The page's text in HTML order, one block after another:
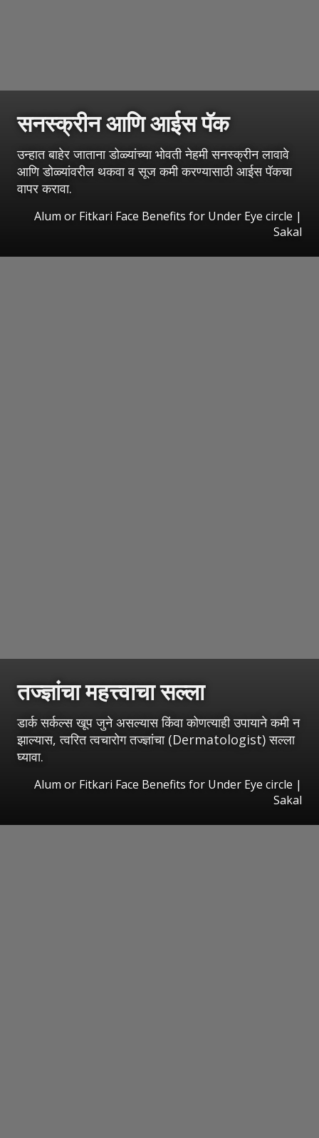
सनस्क्रीन आणि आईस पॅक
उन्हात बाहेर जाताना डोळ्यांच्या भोवती नेहमी सनस्क्रीन लावावे
आणि डोळ्यांवरील थकवा व सूज कमी करण्यासाठी आईस पॅकचा
वापर करावा.
Alum or Fitkari Face Benefits for Under Eye circle |
Sakal
तज्ज्ञांचा महत्त्वाचा सल्ला
डार्क सर्कल्स खूप जुने असल्यास किंवा कोणत्याही उपायाने कमी न
झाल्यास, त्वरित त्वचारोग तज्ज्ञांचा (Dermatologist) सल्ला
घ्यावा.
Alum or Fitkari Face Benefits for Under Eye circle |
Sakal